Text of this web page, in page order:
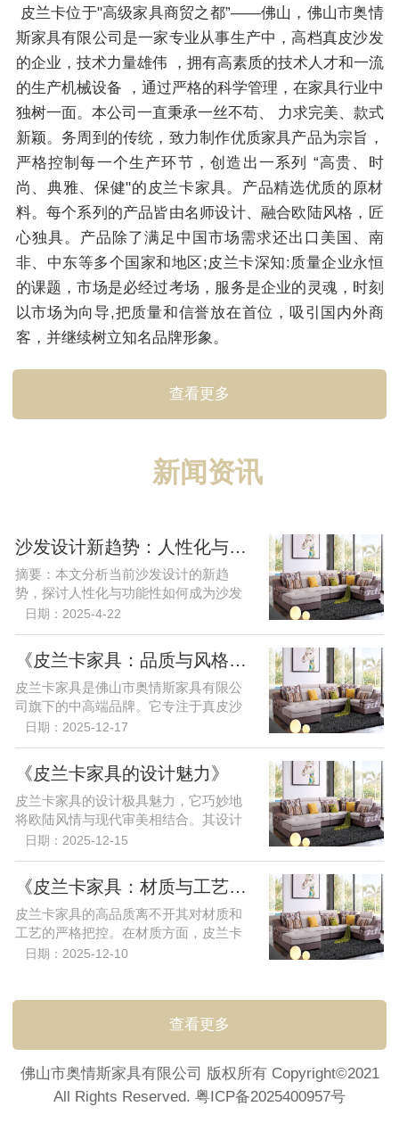
皮兰卡位于"高级家具商贸之都”——佛山，佛山市奥情
斯家具有限公司是一家专业从事生产中，高档真皮沙发
的企业，技术力量雄伟 ，拥有高素质的技术人才和一流
的生产机械设备 ，通过严格的科学管理，在家具行业中
独树一面。本公司一直秉承一丝不苟、 力求完美、款式
新颖。务周到的传统，致力制作优质家具产品为宗旨，
严格控制每一个生产环节，创造出一系列 “高贵、时
尚、典雅、保健"的皮兰卡家具。产品精选优质的原材
料。每个系列的产品皆由名师设计、融合欧陆风格，匠
心独具。产品除了满足中国市场需求还出口美国、南
非、中东等多个国家和地区;皮兰卡深知:质量企业永恒
的课题，市场是必经过考场，服务是企业的灵魂，时刻
以市场为向导,把质量和信誉放在首位，吸引国内外商
客，并继续树立知名品牌形象。
查看更多
新闻资讯
沙发设计新趋势：人性化与功能性的完美融合
摘要：本文分析当前沙发设计的新趋
势，探讨人性化与功能性如何成为沙发
设计的两大核心要素，并展望未...
日期：2025-4-22
《皮兰卡家具：品质与风格的融合》
皮兰卡家具是佛山市奥情斯家具有限公
司旗下的中高端品牌。它专注于真皮沙
发的生产，凭借卓越的品质和...
日期：2025-12-17
《皮兰卡家具的设计魅力》
皮兰卡家具的设计极具魅力，它巧妙地
将欧陆风情与现代审美相结合。其设计
团队汇聚了众多名师，他们善...
日期：2025-12-15
《皮兰卡家具：材质与工艺的双重保障》
皮兰卡家具的高品质离不开其对材质和
工艺的严格把控。在材质方面，皮兰卡
选用优质的真皮、木材等原材...
日期：2025-12-10
查看更多
佛山市奥情斯家具有限公司 版权所有 Copyright©2021
All Rights Reserved. 粤ICP备2025400957号